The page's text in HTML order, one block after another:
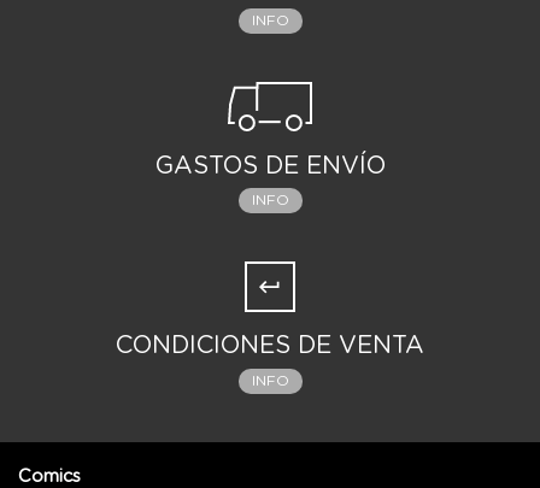
INFO
GASTOS DE ENVÍO
INFO
CONDICIONES DE VENTA
INFO
Comics